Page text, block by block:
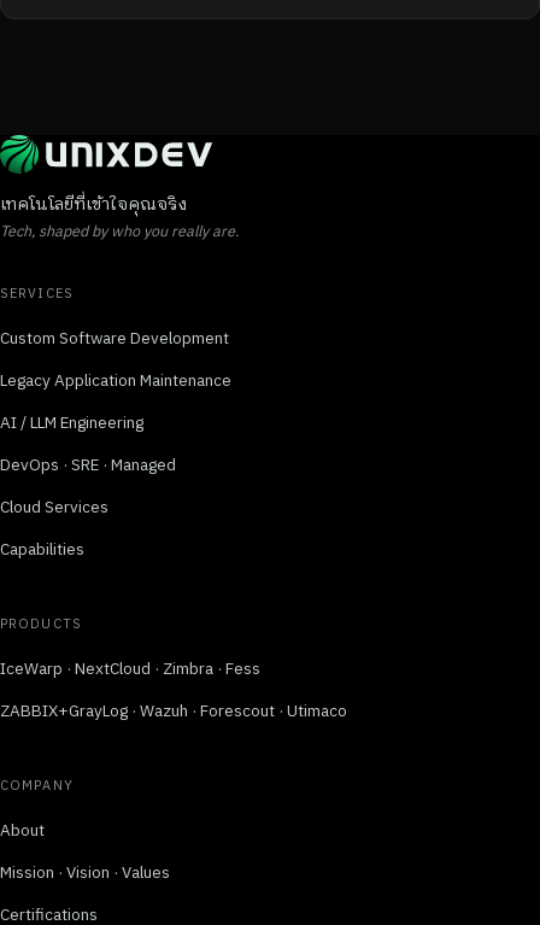
เทคโนโลยีที่เข้าใจคุณจริง
Tech, shaped by who you really are.
SERVICES
Custom Software Development
Legacy Application Maintenance
AI / LLM Engineering
DevOps · SRE · Managed
Cloud Services
Capabilities
PRODUCTS
IceWarp · NextCloud · Zimbra · Fess
ZABBIX+GrayLog · Wazuh · Forescout · Utimaco
COMPANY
About
Mission · Vision · Values
Certifications